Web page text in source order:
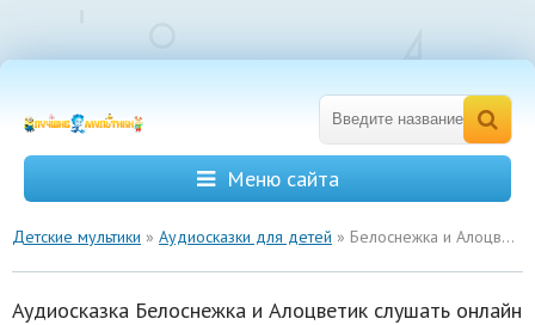
Меню сайта
Детские мультики » Аудиосказки для детей » Белоснежка и Алоцветик
Аудиосказка Белоснежка и Алоцветик слушать онлайн